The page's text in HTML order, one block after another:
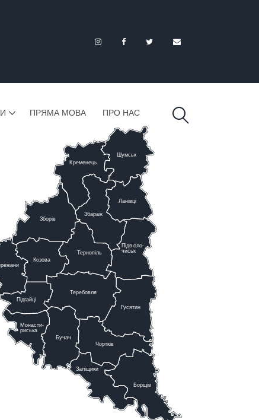
ПРЯМА МОВА ПРО НАС
Тернопіль
Теребовля
Бучач
Заліщики
Борщів
Чортків
Гусятин
Підволо-
чиськ
Ланівці
Збараж
Шумськ
Кременець
Козова
Підгайці
Зборів
Монасти-
риська